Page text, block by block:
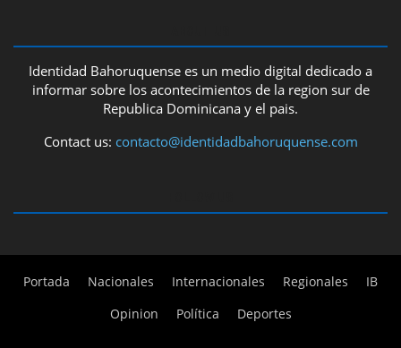
Identidad Bahoruquense es un medio digital dedicado a
informar sobre los acontecimientos de la region sur de
Republica Dominicana y el pais.
Contact us: contacto@identidadbahoruquense.com
Portada Nacionales Internacionales Regionales
IB
Opinion
Política Deportes